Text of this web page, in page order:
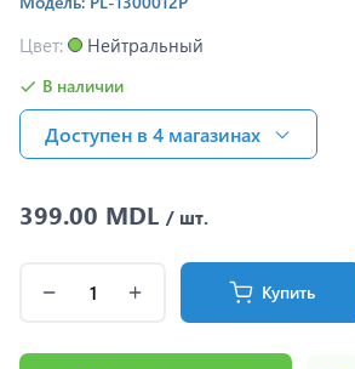
Цвет: Нейтральный
В наличии
Доступен в 4 магазинах
399.00 MDL / шт.
Купить